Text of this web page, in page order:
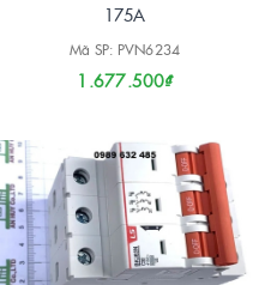
175A
Mã SP: PVN6234
1.677.500₫